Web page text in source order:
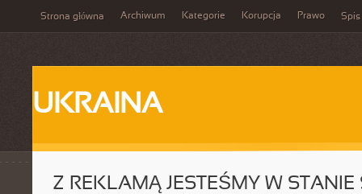
Strona główna Archiwum Kategorie Korupcja Prawo Spis
UKRAINA
Z REKLAMĄ JESTEŚMY W